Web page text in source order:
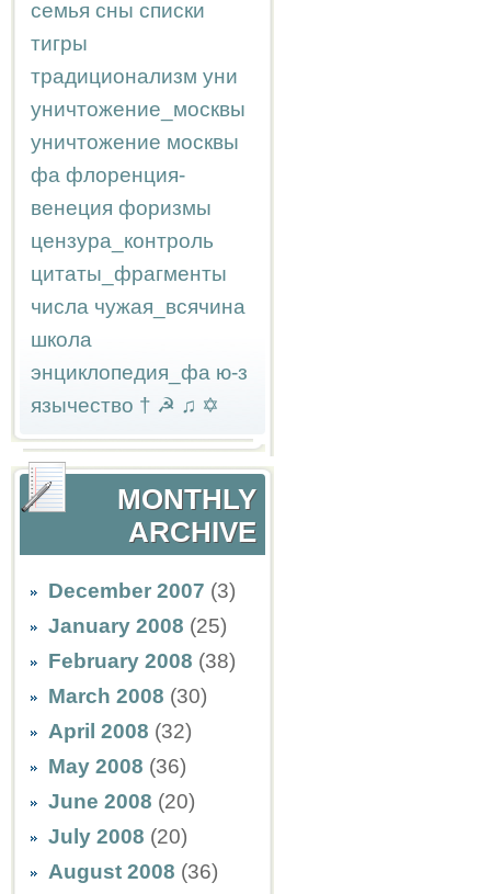
семья сны списки
тигры
традиционализм уни
уничтожение_москвы
уничтожение москвы
фа флоренция-
венеция форизмы
цензура_контроль
цитаты_фрагменты
числа чужая_всячина
школа
энциклопедия_фа ю-з
язычество † ☭ ♫ ✡
MONTHLY
ARCHIVE
December 2007 (3)
January 2008 (25)
February 2008 (38)
March 2008 (30)
April 2008 (32)
May 2008 (36)
June 2008 (20)
July 2008 (20)
August 2008 (36)